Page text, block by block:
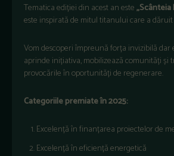
Tematica ediției din acest an este
este inspirată de mitul titanului care a
Vom descoperi împreună forța invizibilă dar
aprinde inițiativa, mobilizează comunități și
provocările în oportunități de regenerare.
Categoriile premiate în 2025:
Excelență în finanțarea proiectelor de
Excelență în eficiență energetică